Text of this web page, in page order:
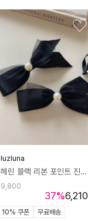
luzluna
헤린 블랙 리본 포인트 진주 언발 헤어 머리핀 리본핀
37%
9,800
6,210
10% 쿠폰
무료배송